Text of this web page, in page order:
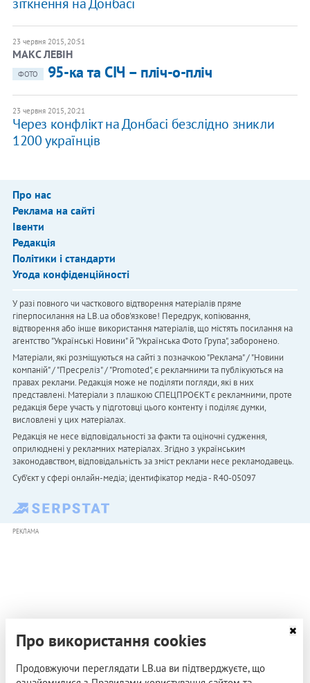
зіткнення на Донбасі
23 червня 2015, 20:51
​МАКС ЛЕВІН
ФОТО 95-ка та СІЧ – пліч-о-пліч
23 червня 2015, 20:21
Через конфлікт на Донбасі безслідно зникли
1200 українців
Про нас
Реклама на сайті
Івенти
Редакція
Політики і стандарти
Угода конфіденційності
У разі повного чи часткового відтворення матеріалів пряме
гіперпосилання на LB.ua обов'язкове! Передрук, копіювання,
відтворення або інше використання матеріалів, що містять посилання на
агентство "Українськi Новини" й "Українська Фото Група", заборонено.
Матеріали, які розміщуються на сайті з позначкою "Реклама" / "Новини
компаній" / "Пресреліз" / "Promoted", є рекламними та публікуються на
правах реклами. Редакція може не поділяти погляди, які в них
представлені. Матеріали з плашкою СПЕЦПРОЄКТ є рекламними, проте
редакція бере участь у підготовці цього контенту і поділяє думки,
висловлені у цих матеріалах.
Редакція не несе відповідальності за факти та оціночні судження,
оприлюднені у рекламних матеріалах. Згідно з українським
законодавством, відповідальність за зміст реклами несе рекламодавець.
Cуб'єкт у сфері онлайн-медіа; ідентифікатор медіа - R40-05097
РЕКЛАМА
Про використання cookies
Продовжуючи переглядати LB.ua ви підтверджуєте, що